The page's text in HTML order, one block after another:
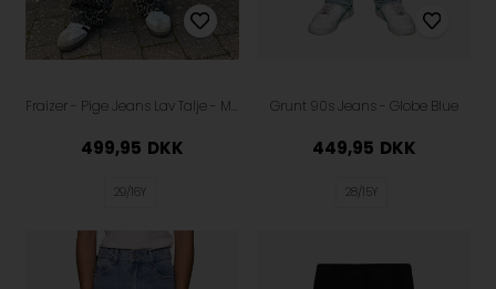
Fraizer - Pige Jeans Lav Talje - Malou - Leopard Print
499,95 DKK
29/16Y
Grunt 90s Jeans - Globe Blue
449,95 DKK
28/15Y